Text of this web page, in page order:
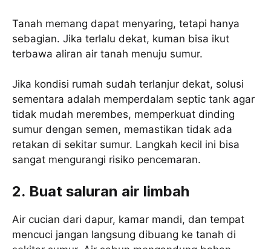
Tanah memang dapat menyaring, tetapi hanya
sebagian. Jika terlalu dekat, kuman bisa ikut
terbawa aliran air tanah menuju sumur.
Jika kondisi rumah sudah terlanjur dekat, solusi
sementara adalah memperdalam septic tank agar
tidak mudah merembes, memperkuat dinding
sumur dengan semen, memastikan tidak ada
retakan di sekitar sumur. Langkah kecil ini bisa
sangat mengurangi risiko pencemaran.
2. Buat saluran air limbah
Air cucian dari dapur, kamar mandi, dan tempat
mencuci jangan langsung dibuang ke tanah di